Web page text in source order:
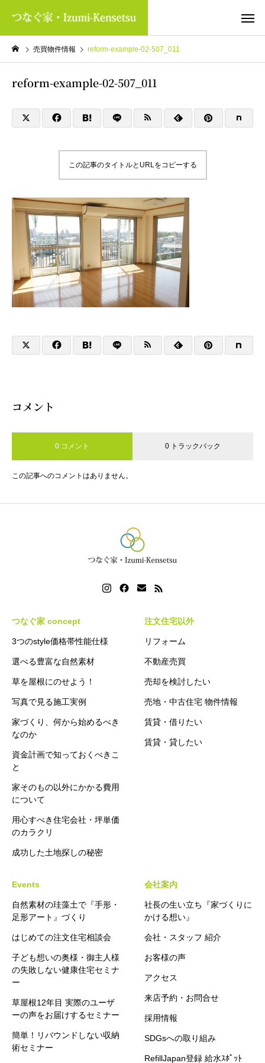
売買物件情報 reform-example-02-507_011
reform-example-02-507_011
この記事のタイトルとURLをコピーする
コメント
0 コメント 0 トラックバック
この記事へのコメントはありません。
つなぐ家 concept
3つのstyle価格帯性能仕様
選べる豊富な自然素材
草を屋根にのせよう！
写真で見る施工実例
家づくり、何から始めるべき
なのか
資金計画で知っておくべきこ
と
家そのもの以外にかかる費用
について
用心すべき住宅会社・坪単価
のカラクリ
成功した土地探しの秘密
注文住宅以外
リフォーム
不動産売買
売却を検討したい
売地・中古住宅 物件情報
賃貸・借りたい
賃貸・貸したい
Events
自然素材の珪藻土で『手形・
足形アート』づくり
はじめての注文住宅相談会
子ども想いの奥様・御主人様
の失敗しない健康住宅セミナ
ー
草屋根12年目 実際のユーザ
ーの声をお届けするセミナー
簡単！リバウンドしない収納
術セミナー
会社案内
社長の生い立ち『家づくりに
かける想い』
会社・スタッフ 紹介
お客様の声
アクセス
来店予約・お問合せ
採用情報
SDGsへの取り組み
RefillJapan登録 給水ｽﾎﾟｯﾄ